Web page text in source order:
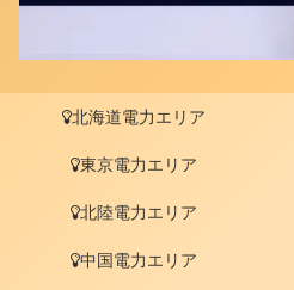
北海道電力エリア
東京電力エリア
北陸電力エリア
中国電力エリア